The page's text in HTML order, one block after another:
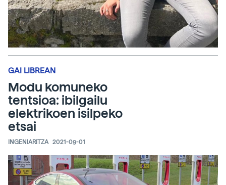
GAI LIBREAN
Modu komuneko
tentsioa: ibilgailu
elektrikoen isilpeko
etsai
INGENIARITZA 2021-09-01